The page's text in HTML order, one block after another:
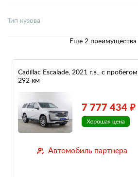
Тип кузова
Еще 2 преимущества
Cadillac Escalade, 2021 г.в., с
292 км
7 777 434 ₽
Автомобиль партнера